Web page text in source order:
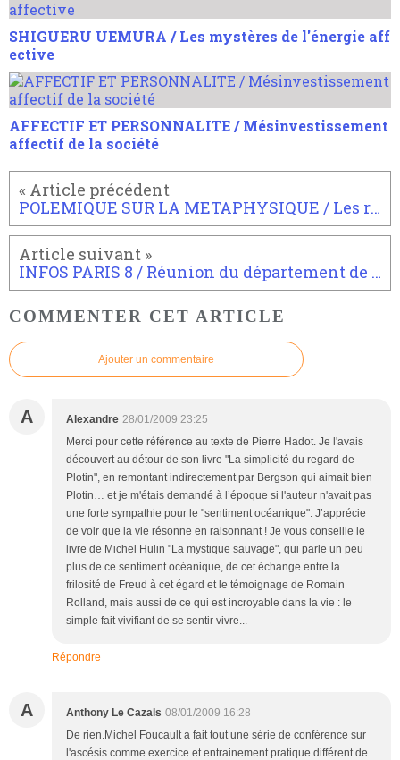
SHIGUERU UEMURA / Les mystères de l'énergie aff
ective
AFFECTIF ET PERSONNALITE / Mésinvestissement
affectif de la société
POLEMIQUE SUR LA METAPHYSIQUE / Les régimes de la philo
INFOS PARIS 8 / Réunion du département de philosophie 9 janvier 2008
COMMENTER CET ARTICLE
Ajouter un commentaire
A Alexandre 28/01/2009 23:25
Merci pour cette référence au texte de Pierre Hadot. Je l'avais
découvert au détour de son livre "La simplicité du regard de
Plotin", en remontant indirectement par Bergson qui aimait bien
Plotin… et je m'étais demandé à l’époque si l'auteur n'avait pas
une forte sympathie pour le "sentiment océanique". J’apprécie
de voir que la vie résonne en raisonnant ! Je vous conseille le
livre de Michel Hulin "La mystique sauvage", qui parle un peu
plus de ce sentiment océanique, de cet échange entre la
frilosité de Freud à cet égard et le témoignage de Romain
Rolland, mais aussi de ce qui est incroyable dans la vie : le
simple fait vivifiant de se sentir vivre...
Répondre
A Anthony Le Cazals 08/01/2009 16:28
De rien.Michel Foucault a fait tout une série de conférence sur
l'ascésis comme exercice et entrainement pratique différent de